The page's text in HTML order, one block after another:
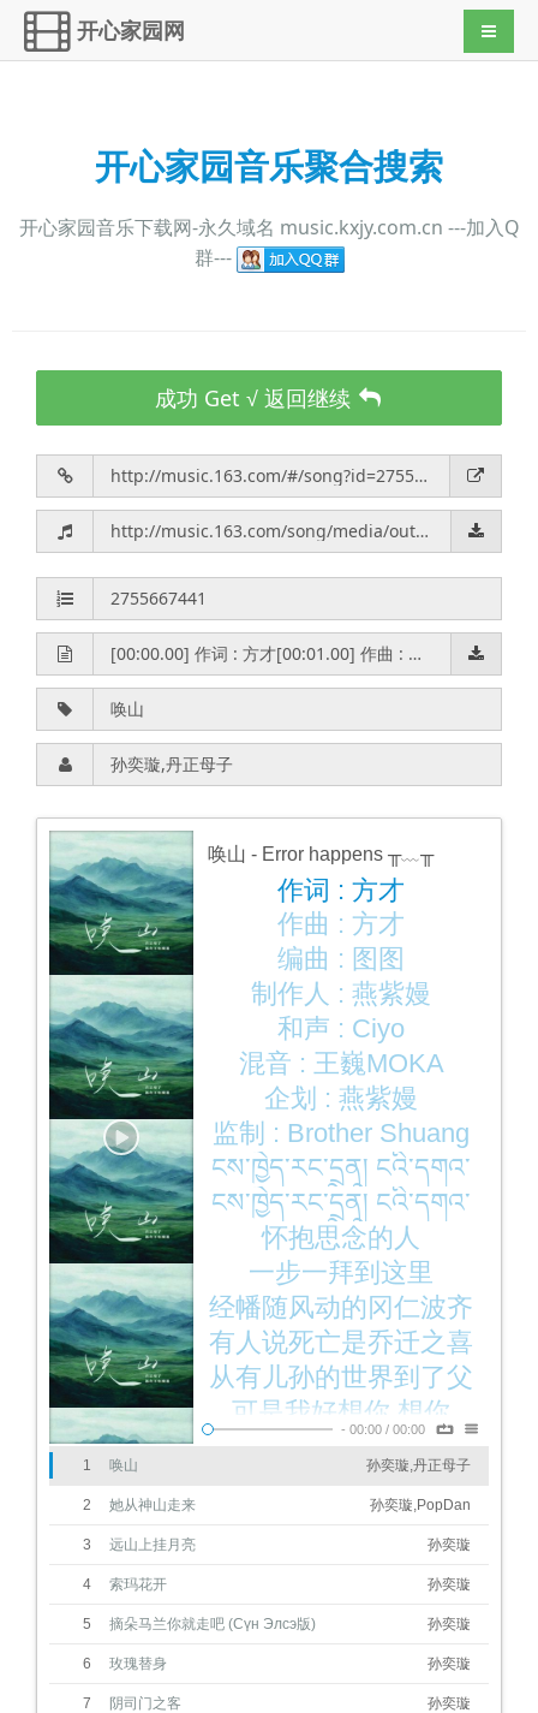
开心家园网 导航切
开心家园音乐聚合搜索
开心家园音乐下载网-永久域名 music.kxjy.com.cn ---加入Q
群---
成功 Get √ 返回继续
唤山 - Error happens ╥﹏╥
作词 : 方才
作曲 : 方才
编曲 : 图图
制作人 : 燕紫嫚
和声 : Ciyo
混音 : 王巍MOKA
企划 : 燕紫嫚
监制 : Brother Shuang
ངས་ཁྱེད་རང་དྲན། ངའི་དགའ་
བའི་མི།
ངས་ཁྱེད་རང་དྲན། ངའི་དགའ་
བའི་མི།
怀抱思念的人
一步一拜到这里
经幡随风动的冈仁波齐
有人说死亡是乔迁之喜
从有儿孙的世界到了父
母之地
可是我好想你 想你
那座大山如信仰 高高耸
ཁྱོད་འབོད་གིན་ཡོད། ངའི་དགའ་
请让我爱的人幸福如意
请把我的思念带去给你
请让爱铺成云端的阶梯
风儿吹过 是不是你
- 00:00 / 00:00
1 唤山 孙奕璇,丹正母子
2 她从神山走来 孙奕璇,PopDan
3 远山上挂月亮 孙奕璇
4 索玛花开 孙奕璇
5 摘朵马兰你就走吧 (Сүн Элсэ版) 孙奕璇
6 玫瑰替身 孙奕璇
7 阴司门之客 孙奕璇